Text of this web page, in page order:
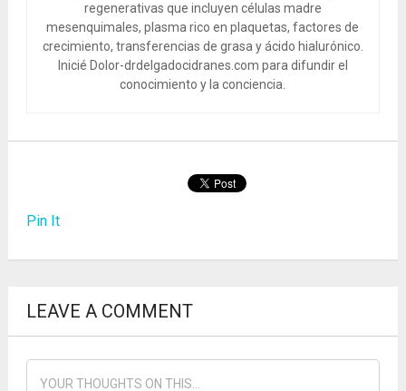
regenerativas que incluyen células madre
mesenquimales, plasma rico en plaquetas, factores de
crecimiento, transferencias de grasa y ácido hialurónico.
Inicié Dolor-drdelgadocidranes.com para difundir el
conocimiento y la conciencia.
Pin It
LEAVE A COMMENT